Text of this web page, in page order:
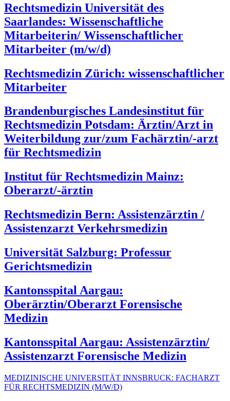
Rechtsmedizin Universität des
Saarlandes: Wissenschaftliche
Mitarbeiterin/ Wissenschaftlicher
Mitarbeiter (m/w/d)
Rechtsmedizin Zürich: wissenschaftlicher
Mitarbeiter
Brandenburgisches Landesinstitut für
Rechtsmedizin Potsdam: Ärztin/Arzt in
Weiterbildung zur/zum Fachärztin/-arzt
für Rechtsmedizin
Institut für Rechtsmedizin Mainz:
Oberarzt/-ärztin
Rechtsmedizin Bern: Assistenzärztin /
Assistenzarzt Verkehrsmedizin
Universität Salzburg: Professur
Gerichtsmedizin
Kantonsspital Aargau:
Oberärztin/Oberarzt Forensische
Medizin
Kantonsspital Aargau: Assistenzärztin/
Assistenzarzt Forensische Medizin
MEDIZINISCHE UNIVERSITÄT INNSBRUCK: FACHARZT
FÜR RECHTSMEDIZIN (M/W/D)